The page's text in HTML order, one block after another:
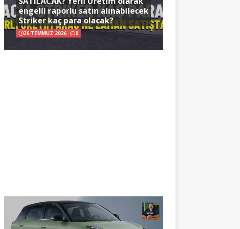
engelli raporlu satın alınabilecek
Striker kaç para olacak?
26 TEMMUZ 2026 0